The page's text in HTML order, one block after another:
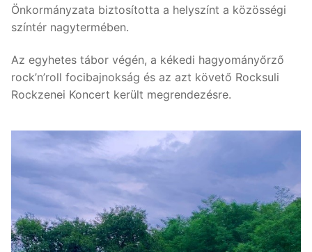
Önkormányzata biztosította a helyszínt a közösségi
színtér nagytermében.
Az egyhetes tábor végén, a kékedi hagyományőrző
rock’n’roll focibajnokság és az azt követő Rocksuli
Rockzenei Koncert került megrendezésre.